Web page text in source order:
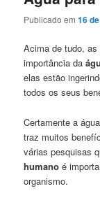
Publicado em16
Acima de tudo,
importância da
elas estão
todos os seus
Certamente a
traz muitos
várias pesquisas
humano é
organismo.